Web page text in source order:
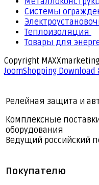
Системы
Теплоизоляция
Товары для
Copyright
JoomShopping Download
Релейная защита и
Комплексные
оборудования
Ведущий российский
Покупателю